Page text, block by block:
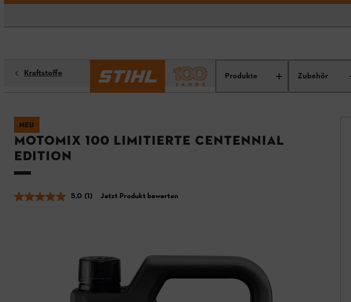
Produkte Zubehör
Kraftstoffe
NEU
MotoMix 100 Limitierte Centennial
Edition
5.0 (1) Jetzt Produkt bewerten